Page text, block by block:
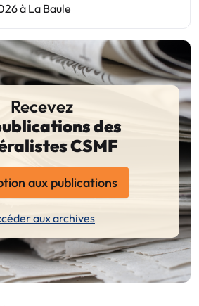
à La Baule
Recevez
des
CSMF
aux publications
aux archives